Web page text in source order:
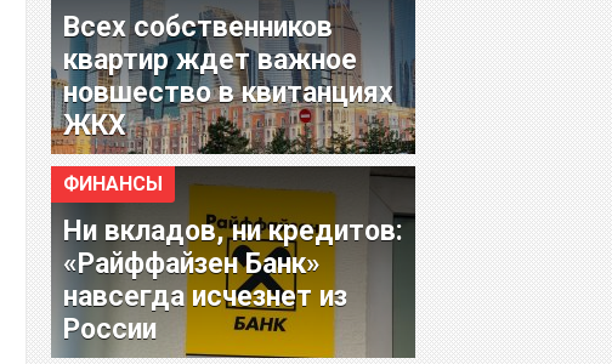
Всех собственников
квартир ждет важное
новшество в квитанциях
ЖКХ
ФИНАНСЫ
Ни вкладов, ни кредитов:
«Райффайзен Банк»
навсегда исчезнет из
России